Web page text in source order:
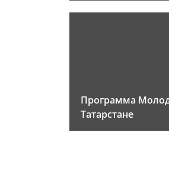
Программа
Татарстане